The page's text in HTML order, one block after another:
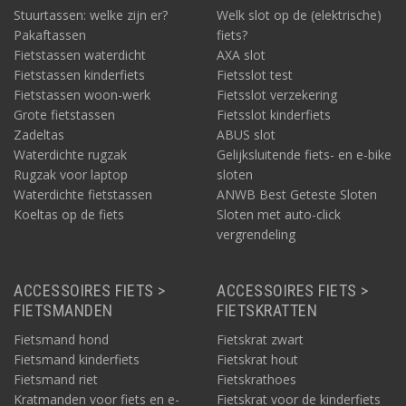
Stuurtassen: welke zijn er?
Pakaftassen
Fietstassen waterdicht
Fietstassen kinderfiets
Fietstassen woon-werk
Grote fietstassen
Zadeltas
Waterdichte rugzak
Rugzak voor laptop
Waterdichte fietstassen
Koeltas op de fiets
Welk slot op de (elektrische)
fiets?
AXA slot
Fietsslot test
Fietsslot verzekering
Fietsslot kinderfiets
ABUS slot
Gelijksluitende fiets- en e-bike
sloten
ANWB Best Geteste Sloten
Sloten met auto-click
vergrendeling
ACCESSOIRES FIETS >
FIETSMANDEN
Fietsmand hond
Fietsmand kinderfiets
Fietsmand riet
Kratmanden voor fiets en e-
ACCESSOIRES FIETS >
FIETSKRATTEN
Fietskrat zwart
Fietskrat hout
Fietskrathoes
Fietskrat voor de kinderfiets